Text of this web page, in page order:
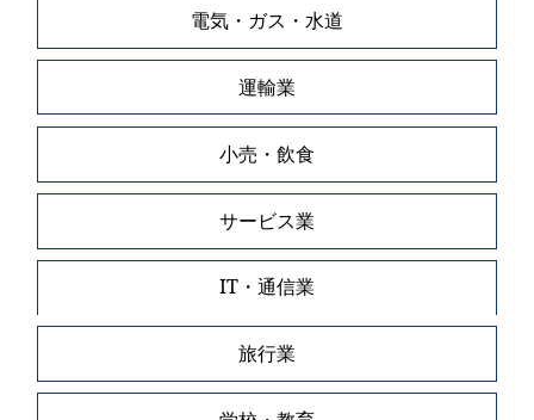
電気・ガス・水道
運輸業
小売・飲食
サービス業
IT・通信業
旅行業